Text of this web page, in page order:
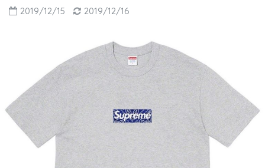
2019/12/15 2019/12/16